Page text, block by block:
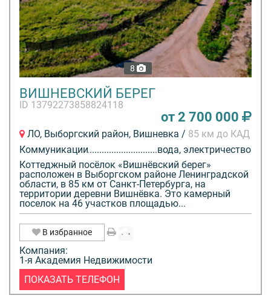
8
ВИШНЕВСКИЙ БЕРЕГ
ID 13792273858824118
от 2 700 000
ЛО, Выборгский район, Вишневка / 85 км до КАД
Коммуникации
вода, электричество
Коттеджный посёлок «Вишнёвский берег»
расположен в Выборгском районе Ленинградской
области, в 85 км от Санкт-Петербурга, на
территории деревни Вишнёвка. Это камерный
поселок на 46 участков площадью...
В избранное
Компания:
1-я Академия Недвижимости
ПОКАЗАТЬ ТЕЛЕФОН